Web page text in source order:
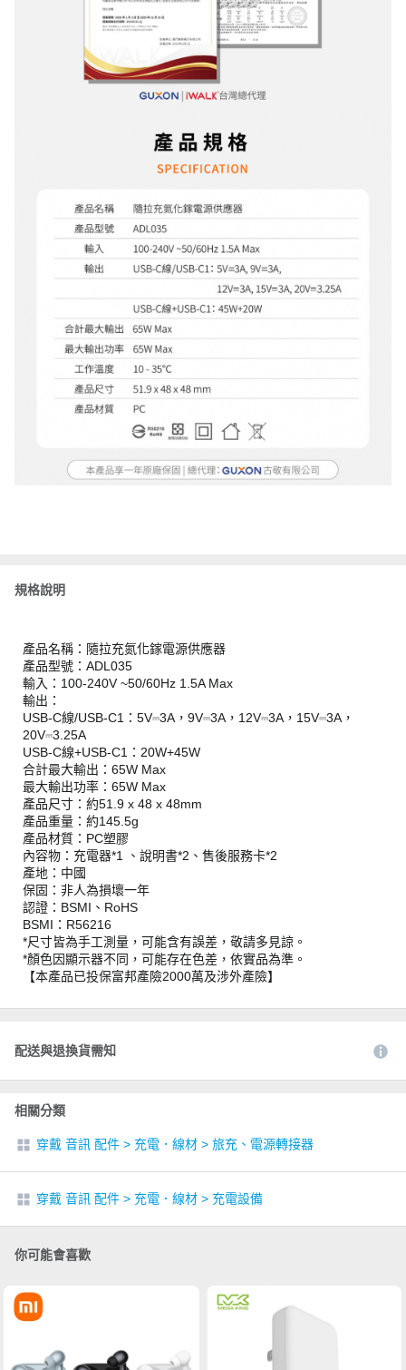
規格說明
產品名稱：隨拉充氮化鎵電源供應器
產品型號：ADL035
輸入：100-240V ~50/60Hz 1.5A Max
輸出：
USB-C線/USB-C1：5V⎓3A，9V⎓3A，12V⎓3A，15V⎓3A，
20V⎓3.25A
USB-C線+USB-C1：20W+45W
合計最大輸出：65W Max
最大輸出功率：65W Max
產品尺寸：約51.9 x 48 x 48mm
產品重量：約145.5g
產品材質：PC塑膠
內容物：充電器*1 、說明書*2、售後服務卡*2
產地：中國
保固：非人為損壞一年
認證：BSMI、RoHS
BSMI：R56216
*尺寸皆為手工測量，可能含有誤差，敬請多見諒。
*顏色因顯示器不同，可能存在色差，依實品為準。
【本產品已投保富邦產險2000萬及涉外產險】
配送與退換貨需知
相關分類
穿戴 音訊 配件 > 充電．線材 > 旅充、電源轉接器
穿戴 音訊 配件 > 充電．線材 > 充電設備
你可能會喜歡